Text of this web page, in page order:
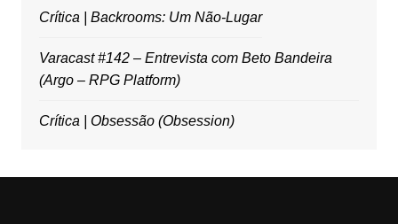
Crítica | Backrooms: Um Não-Lugar
Varacast #142 – Entrevista com Beto Bandeira
(Argo – RPG Platform)
Crítica | Obsessão (Obsession)